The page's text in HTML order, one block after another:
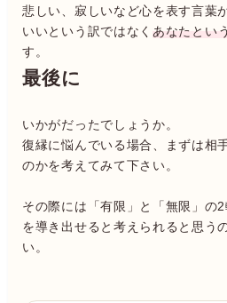
悲しい、寂しいなど心を表す言葉
いいという訳ではなく あなたとい
す。
最後に
いかがだったでしょうか。
復縁に悩んでいる場合、まずは相
のかを考えてみて下さい。
その際には「有限」と「無限」の
を導き出せると考えられると思う
い。